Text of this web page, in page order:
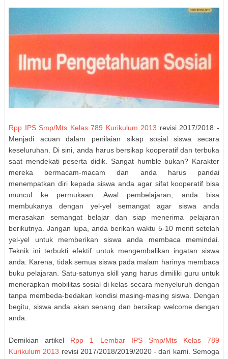
Rpp IPS Smp/Mts Kelas 789 Kurikulum 2013 revisi 2017/2018 -
Menjadi acuan dalam penilaian sikap sosial siswa secara
keseluruhan. Di sini, anda harus bersikap kooperatif dan terbuka
saat mendekati peserta didik. Sangat humble bukan? Karakter
mereka bermacam-macam dan anda harus pandai
menempatkan diri kepada siswa anda agar sifat kooperatif bisa
muncul ke permukaan. Awal pembelajaran, anda bisa
membukanya dengan yel-yel semangat agar siswa anda
merasakan semangat belajar dan siap menerima pelajaran
berikutnya. Jangan lupa, anda berikan waktu 5-10 menit setelah
yel-yel untuk memberikan siswa anda membaca memindai.
Teknik ini terbukti efektif untuk mengembalikan ingatan siswa
anda. Karena, tidak semua siswa pada malam harinya membaca
buku pelajaran. Satu-satunya skill yang harus dimiliki guru untuk
menerapkan mobilitas sosial di kelas secara menyeluruh dengan
tanpa membeda-bedakan kondisi masing-masing siswa. Dengan
begitu, siswa anda akan senang dan bersikap welcome dengan
anda.
Demikian artikel Rpp 1 Lembar IPS Smp/Mts Kelas 789
Kurikulum 2013 revisi 2017/2018/2019/2020 - dari kami. Semoga